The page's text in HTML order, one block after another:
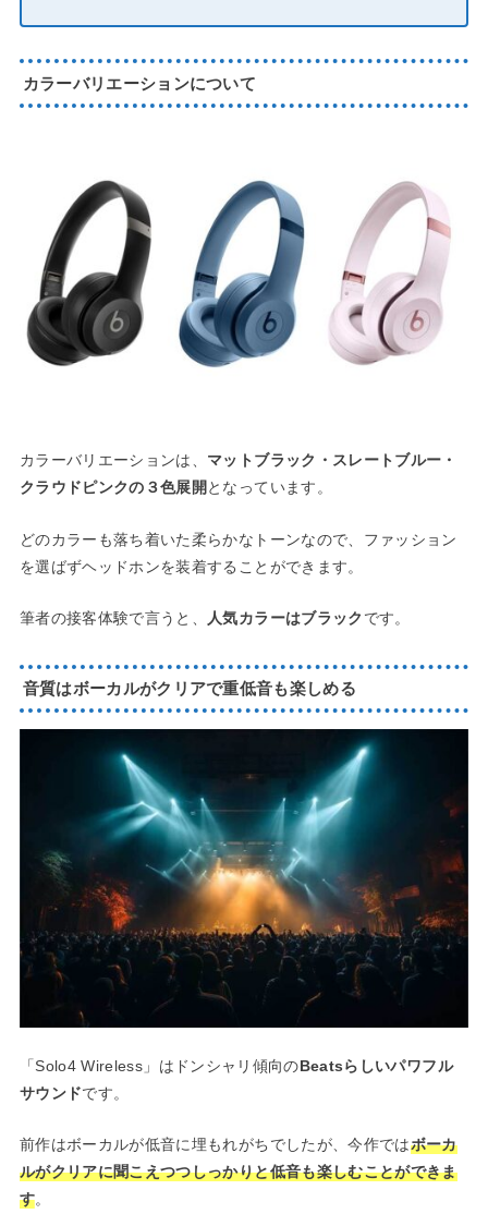
カラーバリエーションについて
カラーバリエーションは、 マットブラック・スレートブルー・
クラウドピンクの３色展開 となっています。
どのカラーも落ち着いた柔らかなトーンなので、ファッション
を選ばずヘッドホンを装着することができます。
筆者の接客体験で言うと、 人気カラーはブラック です。
音質はボーカルがクリアで重低音も楽しめる
「Solo4 Wireless」はドンシャリ傾向のBeatsらしいパワフル
サウンドです。
前作はボーカルが低音に埋もれがちでしたが、今作ではボーカ
ルがクリアに聞こえつつしっかりと低音も楽しむことができま
す。